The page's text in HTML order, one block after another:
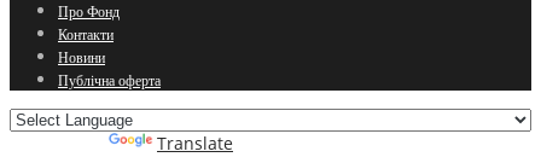
Про Фонд
Контакти
Новини
Публічна оферта
Translate